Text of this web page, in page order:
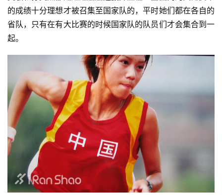
的成绩十分理想才被召集至国家队的，平时她们都在各自的
省队，只有在有大比赛的时候国家队的队员们才会集合到一
起。